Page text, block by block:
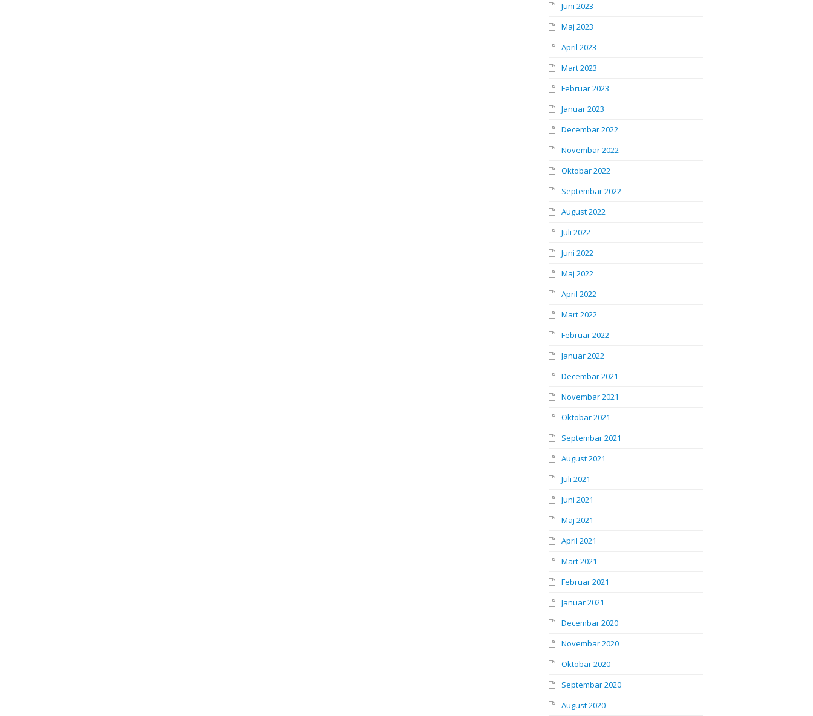
Juni 2023
Maj 2023
April 2023
Mart 2023
Februar 2023
Januar 2023
Decembar 2022
Novembar 2022
Oktobar 2022
Septembar 2022
August 2022
Juli 2022
Juni 2022
Maj 2022
April 2022
Mart 2022
Februar 2022
Januar 2022
Decembar 2021
Novembar 2021
Oktobar 2021
Septembar 2021
August 2021
Juli 2021
Juni 2021
Maj 2021
April 2021
Mart 2021
Februar 2021
Januar 2021
Decembar 2020
Novembar 2020
Oktobar 2020
Septembar 2020
August 2020